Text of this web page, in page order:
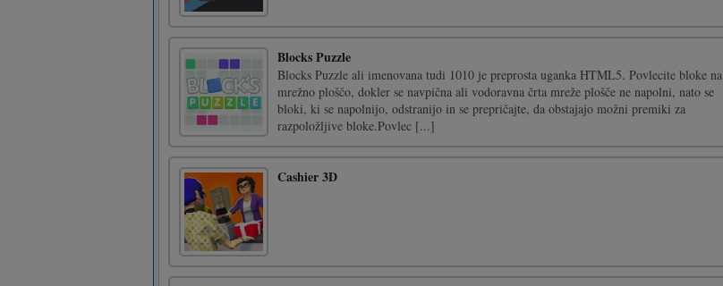
Blocks Puzzle
Blocks Puzzle ali imenovana tudi 1010 je preprosta uganka HTML5. Povlecite bloke na
mrežno ploščo, dokler se navpična ali vodoravna črta mreže plošče ne napolni, nato se
bloki, ki se napolnijo, odstranijo in se prepričajte, da obstajajo možni premiki za
razpoložljive bloke.Povlec [...]
Cashier 3D